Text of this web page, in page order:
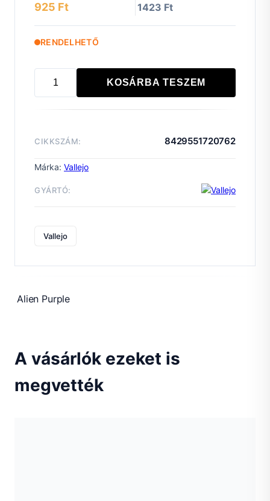
925 Ft 1423 Ft
RENDELHETŐ
72076
Purple
KOSÁRBA TESZEM
CIKKSZÁM: 8429551720762
Márka: Vallejo
GYÁRTÓ:
Vallejo
Alien Purple
A vásárlók ezeket is
megvették